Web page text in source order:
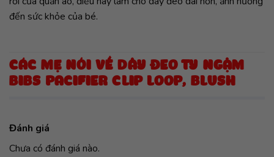
đến sức khỏe của bé.
CÁC MẸ NÓI VỀ DÂY ĐEO TY NGẬM
BIBS PACIFIER CLIP LOOP, BLUSH
Đánh giá
Chưa có đánh giá nào.